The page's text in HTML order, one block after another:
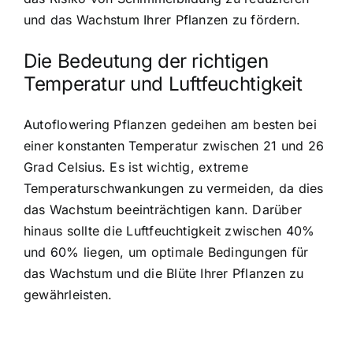
und das Wachstum Ihrer Pflanzen zu fördern.
Die Bedeutung der richtigen
Temperatur und Luftfeuchtigkeit
Autoflowering Pflanzen gedeihen am besten bei
einer konstanten Temperatur zwischen 21 und 26
Grad Celsius. Es ist wichtig, extreme
Temperaturschwankungen zu vermeiden, da dies
das Wachstum beeinträchtigen kann. Darüber
hinaus sollte die Luftfeuchtigkeit zwischen 40%
und 60% liegen, um optimale Bedingungen für
das Wachstum und die Blüte Ihrer Pflanzen zu
gewährleisten.